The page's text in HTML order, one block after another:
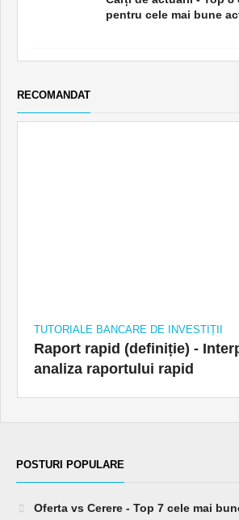
pentru cele mai bune
RECOMANDAT
TUTORIALE BANCARE DE INVESTIȚII
Raport rapid (definiție) -
analiza raportului rapid
POSTURI POPULARE
Oferta vs Cerere - Top 7 cele mai